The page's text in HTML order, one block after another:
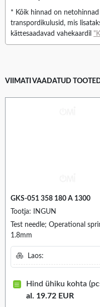
* Kõik hinnad on netohinnad
transpordikulusid, mis
kättesaadavad vahekaardil
VIIMATI VAADATUD
GKS-051 358 180 A 1300
Tootja: INGUN
Test needle; Operational
1.8mm
Laos:
Hind ühiku kohta
al. 19.72 EUR